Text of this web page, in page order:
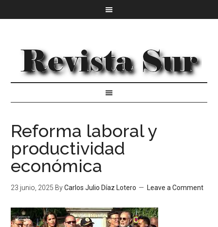
Reforma laboral y
productividad
económica
23 junio, 2025 ByCarlos Julio Díaz Lotero Leave a Comment